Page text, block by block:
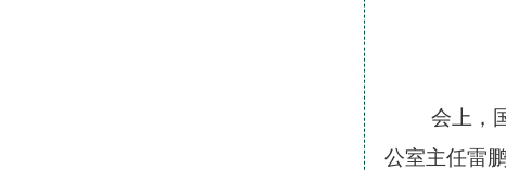
会上，
公室主任雷